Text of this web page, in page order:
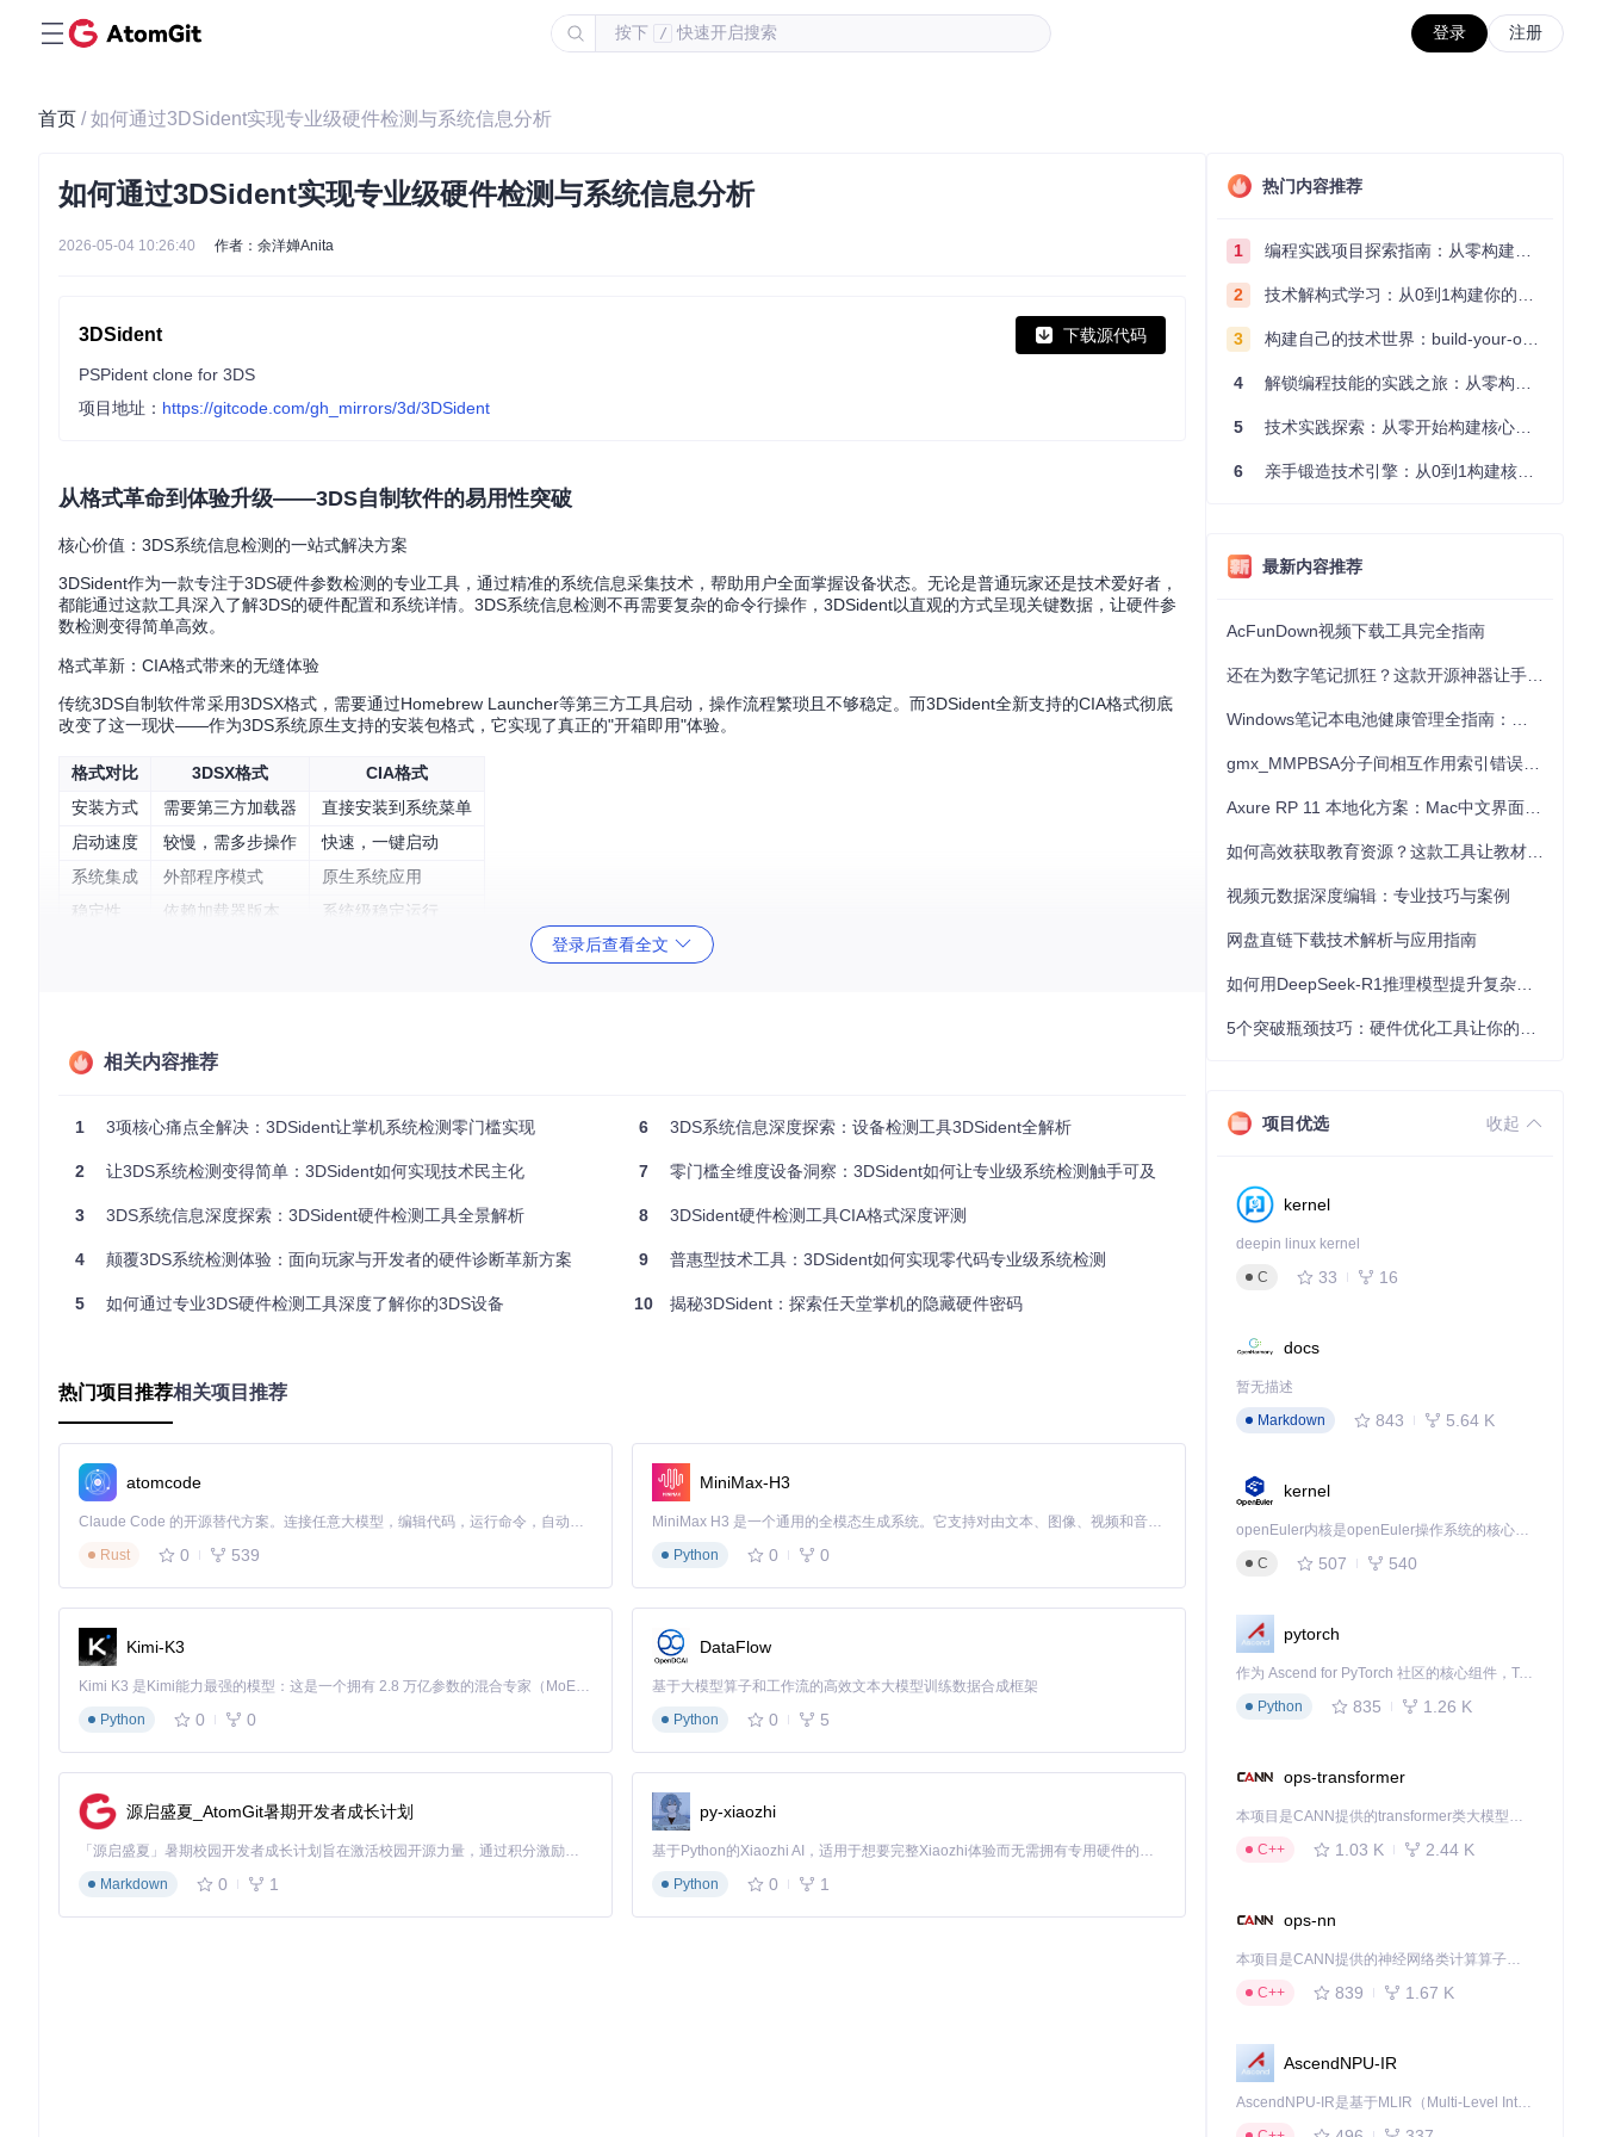
按下 / 快速开启搜索 登录 注册
首页 / 如何通过3DSident实现专业级硬件检测与系统信息分析
如何通过3DSident实现专业级硬件检测与系统信息分析
2026-05-04 10:26:40 作者：余洋婵Anita
3DSident 下载源代码
PSPident clone for 3DS
项目地址： https://gitcode.com/gh_mirrors/3d/3DSident
从格式革命到体验升级——3DS自制软件的易用性突破
核心价值：3DS系统信息检测的一站式解决方案
3DSident作为一款专注于3DS硬件参数检测的专业工具，通过精准的系统信息采集技术，帮助用户全面掌握设备状态。无论是普通玩家还是技术爱好者，
都能通过这款工具深入了解3DS的硬件配置和系统详情。3DS系统信息检测不再需要复杂的命令行操作，3DSident以直观的方式呈现关键数据，让硬件参
数检测变得简单高效。
格式革新：CIA格式带来的无缝体验
传统3DS自制软件常采用3DSX格式，需要通过Homebrew Launcher等第三方工具启动，操作流程繁琐且不够稳定。而3DSident全新支持的CIA格式彻底
改变了这一现状——作为3DS系统原生支持的安装包格式，它实现了真正的"开箱即用"体验。
格式对比 3DSX格式
CIA格式
安装方式
需要第三方加载器
直接安装到系统菜单
启动速度
较慢，需多步操作
快速，一键启动
系统集成
外部程序模式
原生系统应用
稳定性
依赖加载器版本 系统级稳定运行
核心硬件信息
内存容量与当前使用状态
电池容量与充电状态监测
系统版本与固件信息
系统区域与语言设置
技术实现：模块化架构设计
// 硬件信息获取核心实现
#include "common/hardware.h"
#include "common/system.h"
HardwareInfo get_system_info
    HardwareInfo info;
    info.cpu_model = get_cpu_model();
    info.memory_size = get_total_memory();
// 更多硬件参数获取逻辑
return info;
项目结构分为控制台版本(console/)和图形界面版本(gui/)，满足不同用户需求：
控制台版本：轻量级命令行界面，适合快速获取信息
图形界面版本：直观的可视化操作，适合普通用户使用
用户场景分析：谁需要3DSident？
硬件检测爱好者
自制软件开发者：需要适配不同硬件配置的应用开发
二手机买家：验证设备硬件配置和电池健康状况
新手避坑指南
登录后查看全文
相关内容推荐
1 3项核心痛点全解决：3DSident让掌机系统检测零门槛实现
2 让3DS系统检测变得简单：3DSident如何实现技术民主化
3 3DS系统信息深度探索：3DSident硬件检测工具全景解析
4 颠覆3DS系统检测体验：面向玩家与开发者的硬件诊断革新方案
5 如何通过专业3DS硬件检测工具深度了解你的3DS设备
6 3DS系统信息深度探索：设备检测工具3DSident全解析
7 零门槛全维度设备洞察：3DSident如何让专业级系统检测触手可及
8 3DSident硬件检测工具CIA格式深度评测
9 普惠型技术工具：3DSident如何实现零代码专业级系统检测
10 揭秘3DSident：探索任天堂掌机的隐藏硬件密码
热门项目推荐相关项目推荐
atomcode
Claude Code 的开源替代方案。连接任意大模型，编辑代码，运行命令，自动验证 — 全自动执行。用 Rust 构建，极致性能。 ｜ An open-source alternative to Claude Code. Connect any LLM, edit code, run commands, and verify changes — autonomously. Built in Rust for speed. Get Started
Rust
0 539
MiniMax-H3
MiniMax H3 是一个通用的全模态生成系统。它支持对由文本、图像、视频和音频组成的多模态上下文进行统一理解，并能生成分辨率高达 2K、时长可达 15 秒的带原生立体声音频的视频。得益于面向任务泛化的系统设计，H3 在预训练阶段就已具备广泛的多模态上下文理解与生成能力，能够出色地执行复杂的多模态指令。
Python
0 0
Kimi-K3
Kimi K3 是Kimi能力最强的模型：这是一个拥有 2.8 万亿参数的混合专家（MoE）模型，具备原生视觉理解能力，并支持 100 万 token 的上下文窗口。
Python
0 0
DataFlow
基于大模型算子和工作流的高效文本大模型训练数据合成框架
Python
0 5
源启盛夏_AtomGit暑期开发者成长计划
「源启盛夏」暑期校园开发者成长计划旨在激活校园开源力量，通过积分激励、认证扶持、资源倾斜等形式，引导高校组织和开发者完成「入驻 — 建项目 — 做贡献 — 获认证 — 得资源」的完整闭环。无论你是想带领社团入驻平台的组织者，还是希望用代码贡献证明自己的开发者，都能在这里找到属于你的成长路径。
Markdown
0 1
py-xiaozhi
基于Python的Xiaozhi AI，适用于想要完整Xiaozhi体验而无需拥有专用硬件的用户。
Python
0 1
热门内容推荐
1 编程实践项目探索指南：从零构建技术能力体系
2 技术解构式学习：从0到1构建你的编程知识体系
3 构建自己的技术世界：build-your-own-x项目的实践探索指南
4 解锁编程技能的实践之旅：从零构建你的技术世界
5 技术实践探索：从零开始构建核心系统的实践指南
6 亲手锻造技术引擎：从0到1构建核心系统的实践指南
最新内容推荐
AcFunDown视频下载工具完全指南
视频元数据深度编辑：专业技巧与案例
网盘直链下载技术解析与应用指南
项目优选 收起
kernel
deepin linux kernel
C
33 16
docs
暂无描述
Markdown
843 5.64 K
kernel
openEuler内核是openEuler操作系统的核心，既是系统性能与稳定性的基石，也是连接处理器、设备与服务的桥梁。
C
507 540
pytorch
作为 Ascend for PyTorch 社区的核心组件，TorchNPU 是昇腾专为 PyTorch 打造的深度学习适配插件，使 PyTorch 框架能够直接调用昇腾 NPU，为开发者提供昇腾 AI 处理器的超强算力。
Python
835 1.26 K
ops-transformer
本项目是CANN提供的transformer类大模型算子库，实现网络在NPU上加速计算。
C++
1.03 K 2.44 K
ops-nn
本项目是CANN提供的神经网络类计算算子库，实现网络在NPU上加速计算。
C++
839 1.67 K
AscendNPU-IR
AscendNPU-IR是基于MLIR（Multi-Level Intermediate Representation）构建的，面向昇腾亲和算子编译时使用的中间表示，提供昇腾完备表达能力，通过编译优化提升昇腾AI处理器计算效率，支持通过生态框架使能昇腾AI处理器与深度调优